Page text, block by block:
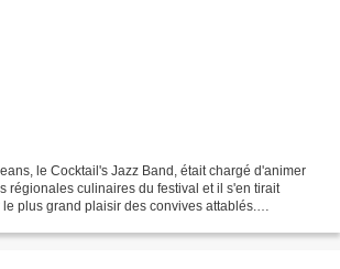
le Cocktail's Jazz Band, était chargé d'animer
régionales culinaires du festival et il s'en tirait
plus grand plaisir des convives attablés.